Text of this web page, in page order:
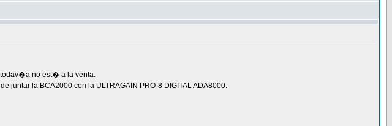
no est� a la venta.
juntar la BCA2000 con la ULTRAGAIN PRO-8 DIGITAL ADA8000.